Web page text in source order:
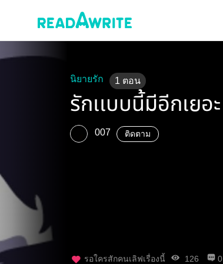
นิยายรัก 1 ตอน
รักเเบบนี้มีอีกเยอะ
007 ติดตาม
รอใครสักคนเลิฟเรื่องนี้ 126 0